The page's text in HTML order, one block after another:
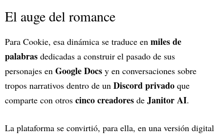
El auge del romance
Para Cookie, esa dinámica se traduce en miles de
palabras dedicadas a construir el pasado de sus
personajes en Google Docs y en conversaciones sobre
tropos narrativos dentro de un Discord privado que
comparte con otros cinco creadores de Janitor AI.
La plataforma se convirtió, para ella, en una versión digital